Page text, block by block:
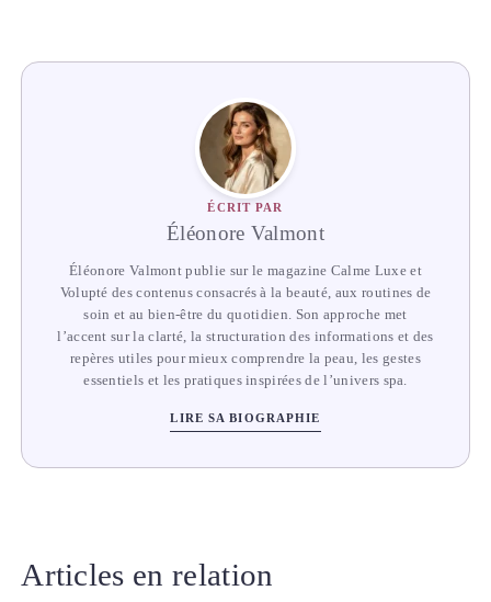
ÉCRIT PAR
Éléonore Valmont
Éléonore Valmont publie sur le magazine Calme Luxe et
Volupté des contenus consacrés à la beauté, aux routines de
soin et au bien-être du quotidien. Son approche met
l’accent sur la clarté, la structuration des informations et des
repères utiles pour mieux comprendre la peau, les gestes
essentiels et les pratiques inspirées de l’univers spa.
LIRE SA BIOGRAPHIE
Articles en relation